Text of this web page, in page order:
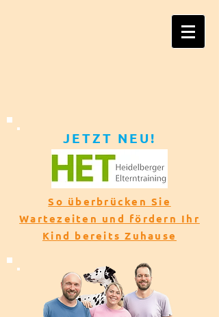
JETZT NEU!​​
So überbrücken Sie
Wartezeiten und fördern Ihr
Kind bereits Zuhause